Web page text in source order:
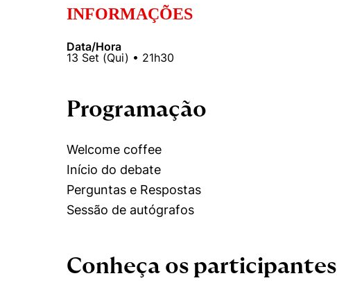
INFORMAÇÕES
Data/Hora
13 Set (Qui) • 21h30
Programação
Welcome coffee
Início do debate
Perguntas e Respostas
Sessão de autógrafos
Conheça os participantes